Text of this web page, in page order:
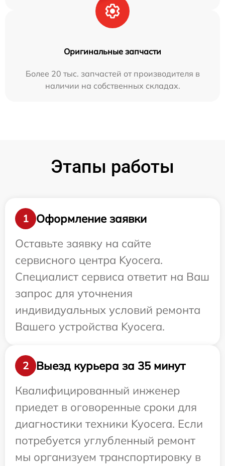
Оригинальные запчасти
Более 20 тыс. запчастей от производителя в
наличии на собственных складах.
Этапы работы
1
Оформление заявки
Оставьте заявку на сайте
сервисного центра Kyocera.
Специалист сервиса ответит на Ваш
запрос для уточнения
индивидуальных условий ремонта
Вашего устройства Kyocera.
2
Выезд курьера за 35 минут
Квалифицированный инженер
приедет в оговоренные сроки для
диагностики техники Kyocera. Если
потребуется углубленный ремонт
мы организуем транспортировку в